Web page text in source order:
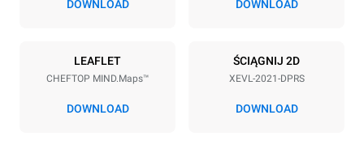
220-240V 3~ 65 kW
DOWNLOAD DOWNLOAD
LEAFLET
CHEFTOP MIND.Maps™
DOWNLOAD
ŚCIĄGNIJ 2D
XEVL-2021-DPRS
DOWNLOAD